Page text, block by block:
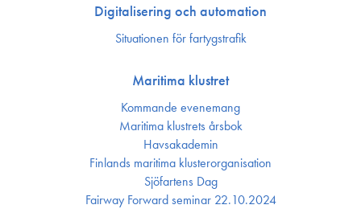
Digitalisering och automation
Situationen för fartygstrafik
Maritima klustret
Kommande evenemang
Maritima klustrets årsbok
Havsakademin
Finlands maritima kluster­organisation
Sjöfartens Dag
Fairway Forward seminar 22.10.2024